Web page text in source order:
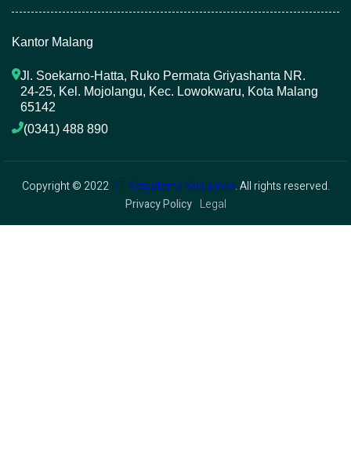
Kantor Malang
Jl. Soekarno-Hatta, Ruko Permata Griyashanta NR.
24-25, Kel. Mojolangu, Kec. Lowokwaru, Kota Malang
65142
(0341) 488 890
Copyright © 2022PT. Karyatama Solusindo. All rights reserved.
Privacy Policy Legal